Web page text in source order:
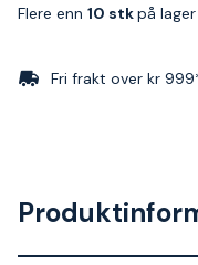
Flere enn 10 stkpå lager
Fri frakt over kr